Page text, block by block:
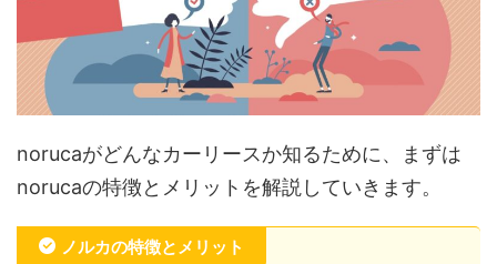
norucaがどんなカーリースか知るために、まずは
norucaの特徴とメリットを解説していきます。
ノルカの特徴とメリット